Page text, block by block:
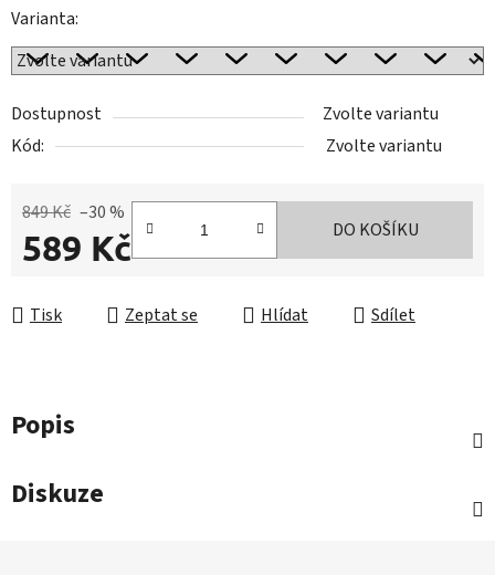
Varianta:
Dostupnost
Zvolte variantu
Kód:
Zvolte variantu
849 Kč –30 %
589 Kč DO KOŠÍKU
Tisk Zeptat se Hlídat Sdílet
Popis
Diskuze